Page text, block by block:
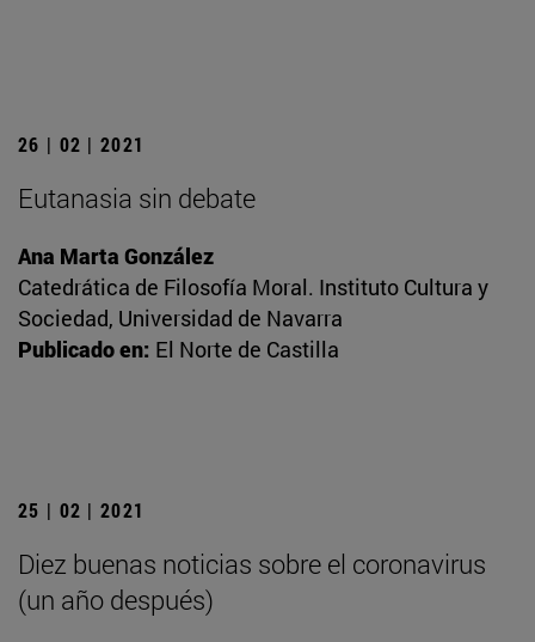
26 | 02 | 2021
Eutanasia sin debate
Ana Marta González
Catedrática de Filosofía Moral. Instituto Cultura y
Sociedad, Universidad de Navarra
Publicado en: El Norte de Castilla
25 | 02 | 2021
Diez buenas noticias sobre el coronavirus
(un año después)